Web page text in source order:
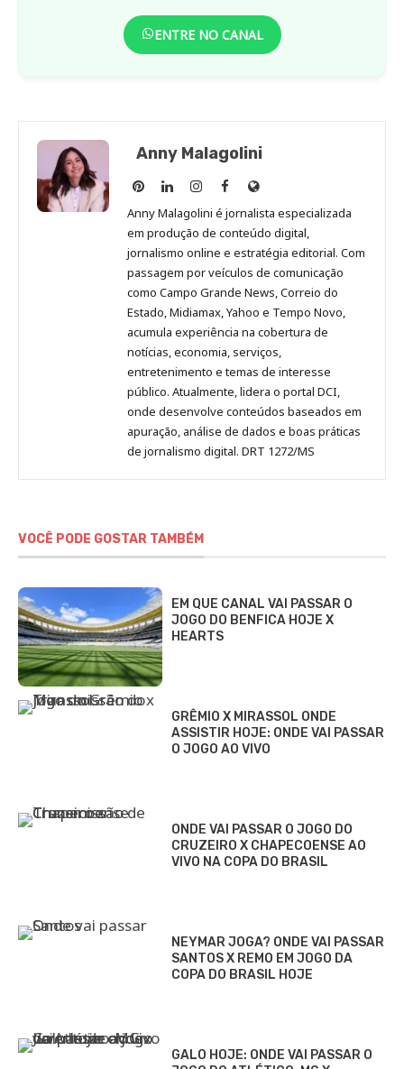
ENTRE NO CANAL
Anny Malagolini
Anny
Malagolini
no
Pinterest
Anny
Malagolini
no
LinkedIn
Anny
Malagolini
no
Instagram
Anny
Malagolini
no
Facebook
Site
de
Anny
Malagolini
Anny Malagolini é jornalista especializada
em produção de conteúdo digital,
jornalismo online e estratégia editorial. Com
passagem por veículos de comunicação
como Campo Grande News, Correio do
Estado, Midiamax, Yahoo e Tempo Novo,
acumula experiência na cobertura de
notícias, economia, serviços,
entretenimento e temas de interesse
público. Atualmente, lidera o portal DCI,
onde desenvolve conteúdos baseados em
apuração, análise de dados e boas práticas
de jornalismo digital. DRT 1272/MS
VOCÊ PODE GOSTAR TAMBÉM
EM QUE CANAL VAI PASSAR O
JOGO DO BENFICA HOJE X
HEARTS
GRÊMIO X MIRASSOL ONDE
ASSISTIR HOJE: ONDE VAI PASSAR
O JOGO AO VIVO
ONDE VAI PASSAR O JOGO DO
CRUZEIRO X CHAPECOENSE AO
VIVO NA COPA DO BRASIL
NEYMAR JOGA? ONDE VAI PASSAR
SANTOS X REMO EM JOGO DA
COPA DO BRASIL HOJE
GALO HOJE: ONDE VAI PASSAR O